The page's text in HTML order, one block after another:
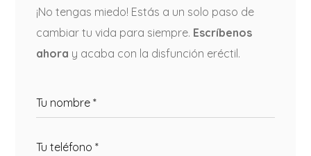
¡No tengas miedo! Estás a un solo paso de
cambiar tu vida para siempre. Escríbenos
ahora y acaba con la disfunción eréctil.